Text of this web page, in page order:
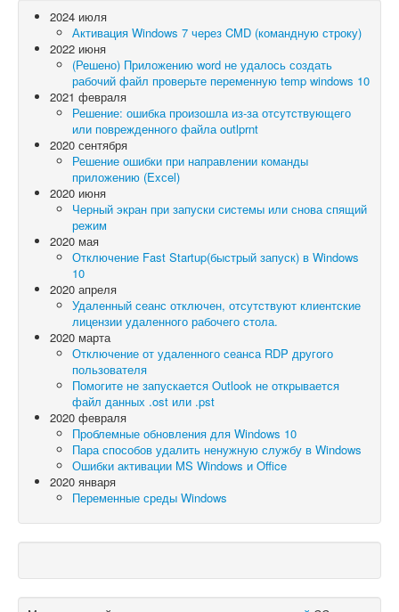
2024 июля
Активация Windows 7 через CMD (командную строку)
2022 июня
(Решено) Приложению word не удалось создать
рабочий файл проверьте переменную temp windows 10
2021 февраля
Решение: ошибка произошла из-за отсутствующего
или поврежденного файла outlprnt
2020 сентября
Решение ошибки при направлении команды
приложению (Exсel)
2020 июня
Черный экран при запуски системы или снова спящий
режим
2020 мая
Отключение Fast Startup(быстрый запуск) в Windows
10
2020 апреля
Удаленный сеанс отключен, отсутствуют клиентские
лицензии удаленного рабочего стола.
2020 марта
Отключение от удаленного сеанса RDP другого
пользователя
Помогите не запускается Outlook не открывается
файл данных .ost или .pst
2020 февраля
Проблемные обновления для Windows 10
Пара способов удалить ненужную службу в Windows
Ошибки активации MS Windows и Office
2020 января
Переменные среды Windows